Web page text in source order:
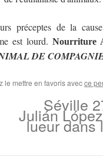
préceptes de la
est lourd. Nourriture
DE
le mettre en favoris avecce
Séville
Julián
lueur